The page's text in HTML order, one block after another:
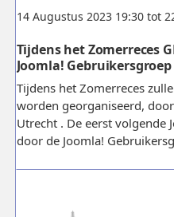
14 Augustus 2023 19:30 tot
Tijdens het Zomerreces
Joomla!
Tijdens het Zomerreces
worden georganiseerd,
Utrecht . De eerst volgende
door de Joomla!